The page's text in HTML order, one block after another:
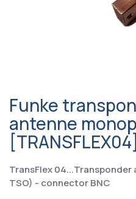
Funke
antenne
[TRANSFLEX04]
TransFlex
TSO) - connector BNC